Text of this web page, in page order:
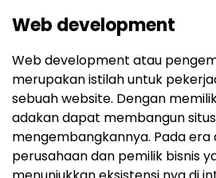
Web development
Web development atau
merupakan istilah untuk
sebuah website. Dengan
adakan dapat membangun
mengembangkannya. Pada era
perusahaan dan pemilik bisnis